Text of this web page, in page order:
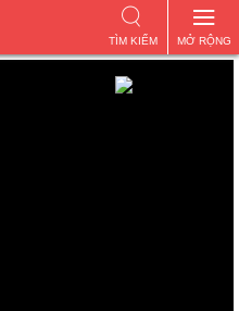
MỞ RỘNG
TÌM KIẾM